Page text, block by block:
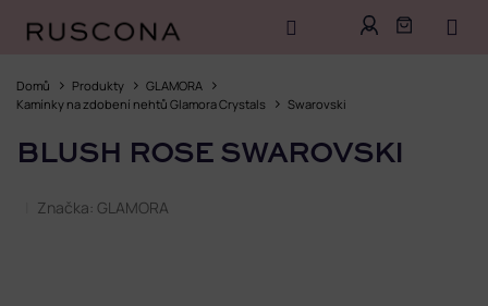
obsah
Domů Produkty
GLAMORA
Kamínky na zdobení nehtů Glamora Crystals
Swarovski
BLUSH ROSE SWAROVSKI
Značka: GLAMORA